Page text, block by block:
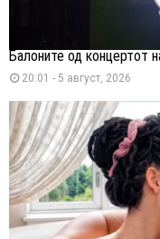
Балоните од концертот
20:01 - 5 август, 2026